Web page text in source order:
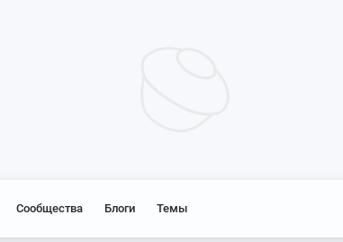
Сообщества Блоги Темы